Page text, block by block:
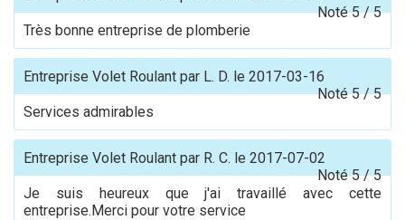
Noté5/5
Très bonne entreprise de plomberie
Entreprise Volet Roulant par L. D. le 2017-03-16
Noté5/5
Services admirables
Entreprise Volet Roulant par R. C. le 2017-07-02
Noté5/5
Je suis heureux que j'ai travaillé avec cette
entreprise.Merci pour votre service